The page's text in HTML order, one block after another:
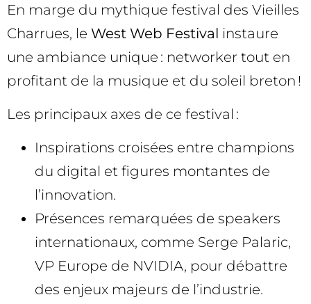
En marge du mythique festival des Vieilles
Charrues, le West Web Festival instaure
une ambiance unique : networker tout en
profitant de la musique et du soleil breton !
Les principaux axes de ce festival :
Inspirations croisées entre champions
du digital et figures montantes de
l’innovation.
Présences remarquées de speakers
internationaux, comme Serge Palaric,
VP Europe de NVIDIA, pour débattre
des enjeux majeurs de l’industrie.